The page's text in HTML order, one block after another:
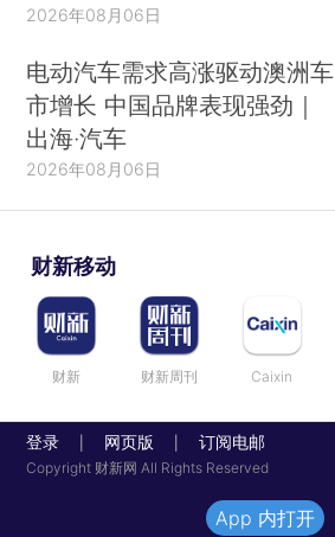
2026年08月06日
电动汽车需求高涨驱动澳洲车
市增长 中国品牌表现强劲｜
出海·汽车
2026年08月06日
财新移动
财新 财新周刊 Caixin
登录 网页版 订阅电邮
Copyright 财新网 All Rights Reserved
App 内打开